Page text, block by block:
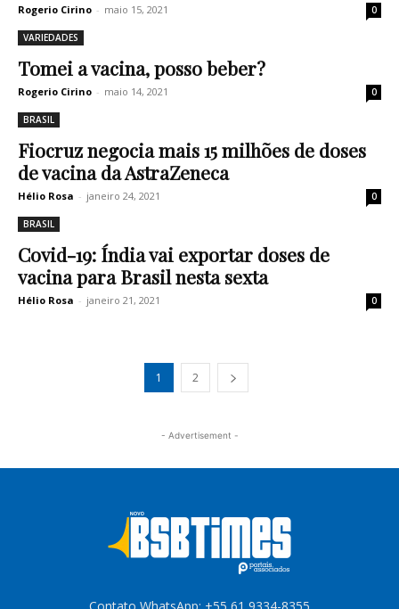
Rogerio Cirino - maio 15, 2021 0
VARIEDADES
Tomei a vacina, posso beber?
Rogerio Cirino - maio 14, 2021 0
BRASIL
Fiocruz negocia mais 15 milhões de doses
de vacina da AstraZeneca
Hélio Rosa - janeiro 24, 2021 0
BRASIL
Covid-19: Índia vai exportar doses de
vacina para Brasil nesta sexta
Hélio Rosa - janeiro 21, 2021 0
1 2
- Advertisement -